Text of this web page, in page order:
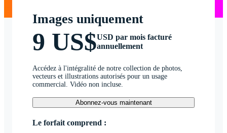
Images uniquement
9 US$USD par mois facturé
annuellement
Accédez à l'intégralité de notre collection de photos,
vecteurs et illustrations autorisés pour un usage
commercial. Vidéo non incluse.
Abonnez-vous maintenant
Le forfait comprend :